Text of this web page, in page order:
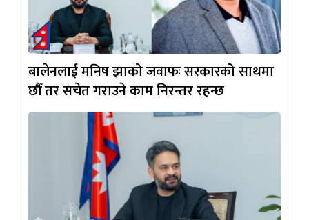
बालेनलाई मनिष झाको जवाफः सरकारको साथमा
छौँ तर सचेत गराउने काम निरन्तर रहन्छ